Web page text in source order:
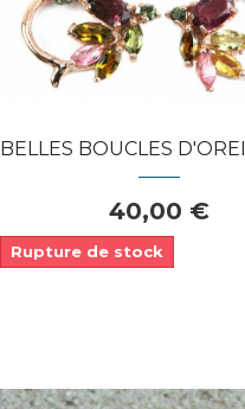
APERÇU RAPIDE
BELLES BOUCLES D'OREILLES DE
40,00 €
Rupture de stock